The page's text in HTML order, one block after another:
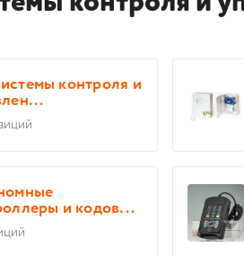
контроля и
и кодов...